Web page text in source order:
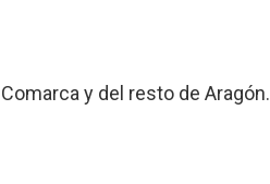
y del resto de Aragón.